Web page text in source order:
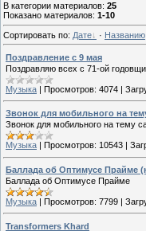
В категории материалов: 25
Показано материалов: 1-10
Сортировать по: Дате · Названию
Поздравление с 9 мая
Поздравляю всех с 71-ой
Музыка | Просмотров: 4074 |
Звонок для мобильного на
Звонок для мобильного на тему
Музыка Просмотров: 10543
Баллада об Оптимусе Прайме
Баллада об Оптимусе Прайме
Музыка | Просмотров: 7799 |
Transformers Khard